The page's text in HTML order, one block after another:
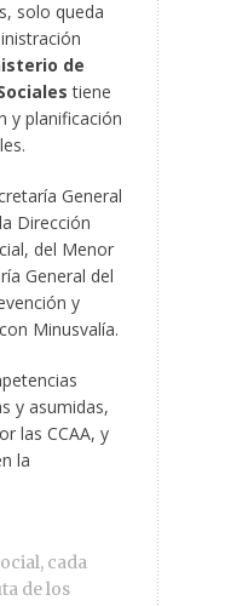
solo queda
de
tiene
y planificación
General
Dirección
del Menor
General del
y
Minusvalía.
y asumidas,
las CCAA, y
la
cada
de los